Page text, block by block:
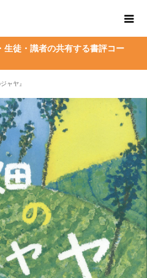
生徒・識者の共有する書評コー
ャヤ』